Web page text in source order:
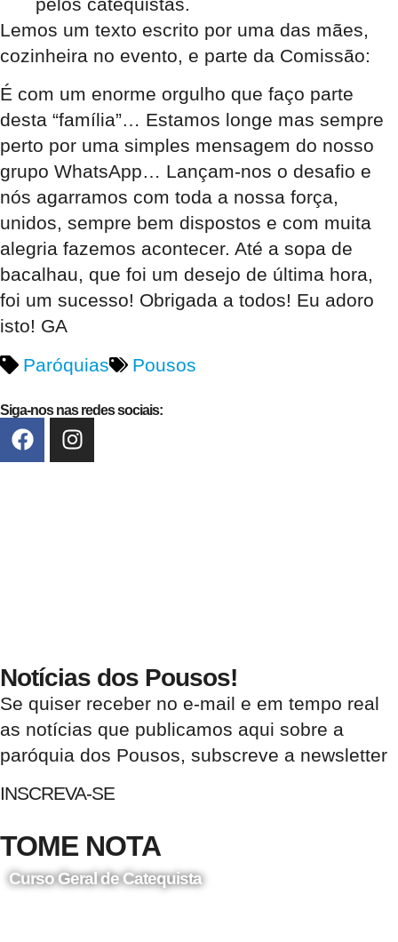
Lemos um texto escrito por uma das mães,
cozinheira no evento, e parte da Comissão:
É com um enorme orgulho que faço parte
desta “família”… Estamos longe mas sempre
perto por uma simples mensagem do nosso
grupo WhatsApp… Lançam-nos o desafio e
nós agarramos com toda a nossa força,
unidos, sempre bem dispostos e com muita
alegria fazemos acontecer. Até a sopa de
bacalhau, que foi um desejo de última hora,
foi um sucesso! Obrigada a todos! Eu adoro
isto! GA
Paróquias
Pousos
Siga-nos nas redes sociais:
Notícias dos Pousos!
Se quiser receber no e-mail e em tempo real
as notícias que publicamos aqui sobre a
paróquia dos Pousos, subscreve a newsletter
INSCREVA-SE
TOME NOTA
Curso Geral de Catequista